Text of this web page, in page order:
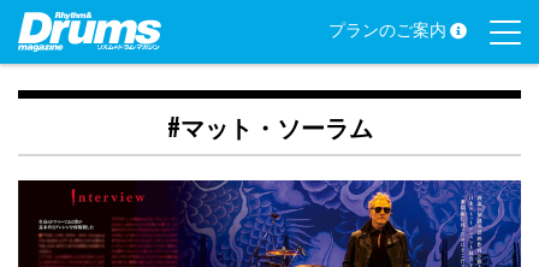
Skip
content
プランのご案内
#マット・ソーラム